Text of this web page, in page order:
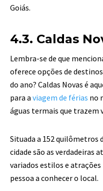
Goiás.
4.3. Caldas
Lembra-se de que
oferece opções de
do ano? Caldas Novas é
para a viagem de férias no
águas termais que trazem
Situada a 152 quilômetros
cidade são as verdadeiras
variados estilos e
pessoa a conhecer o local.